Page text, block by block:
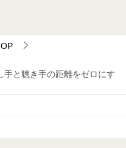
と聴き手の距離をゼロにす